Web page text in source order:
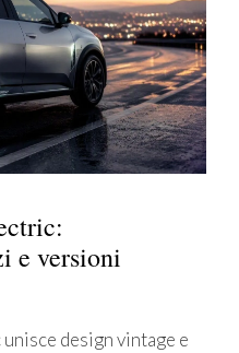
e versioni
unisce design vintage e